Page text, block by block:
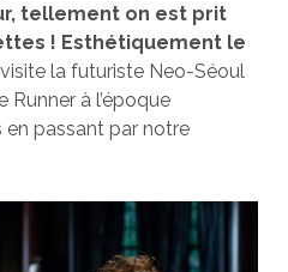
tellement on est prit
! Esthétiquement le
la futuriste Neo-Séoul
Runner à l’époque
passant par notre